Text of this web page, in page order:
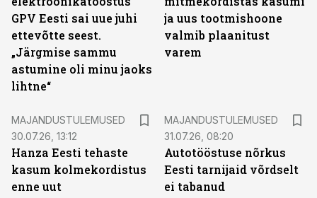
GPV Eesti sai uue juhi
ettevõtte seest.
„Järgmise sammu
astumine oli minu jaoks
lihtne“
ja uus tootmishoone
valmib plaanitust
varem
MAJANDUSTULEMUSED
30.07.26, 13:12
Hanza Eesti tehaste
kasum kolmekordistus
enne uut
MAJANDUSTULEMUSED
31.07.26, 08:20
Autotööstuse nõrkus
Eesti tarnijaid võrdselt
ei tabanud